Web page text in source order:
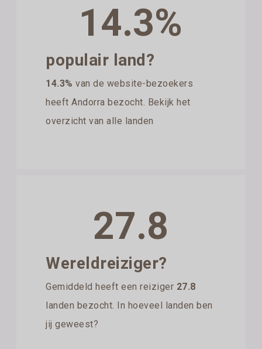
14.3%
populair land?
14.3% van de website-bezoekers
heeft Andorra bezocht. Bekijk het
overzicht van alle landen
27.8
Wereldreiziger?
Gemiddeld heeft een reiziger 27.8
landen bezocht. In hoeveel landen ben
jij geweest?